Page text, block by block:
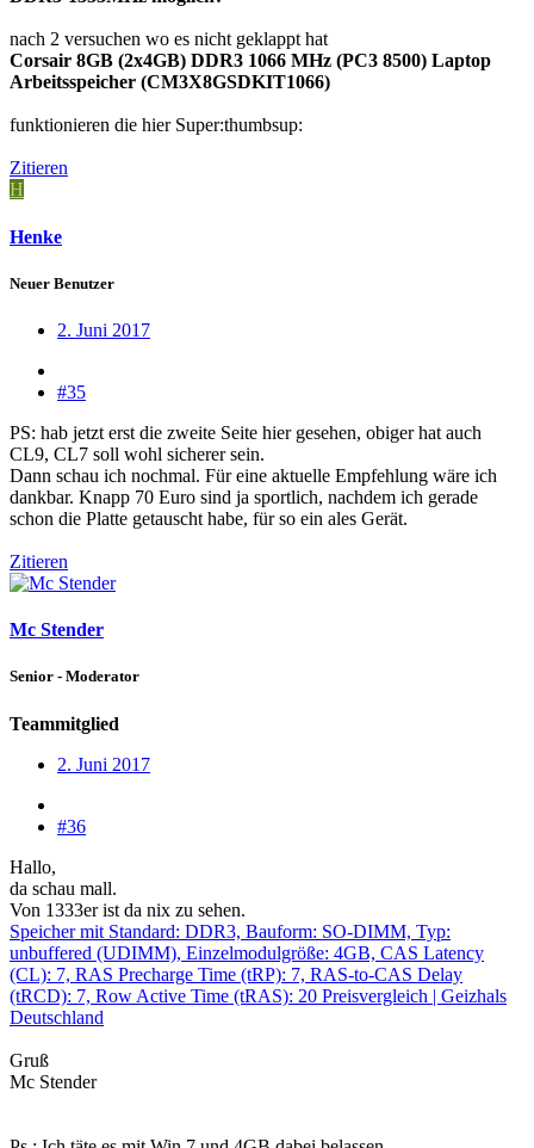
nach 2 versuchen wo es nicht geklappt hat
Corsair 8GB (2x4GB) DDR3 1066 MHz (PC3 8500) Laptop
Arbeitsspeicher (CM3X8GSDKIT1066)
funktionieren die hier Super:thumbsup:
Zitieren
H
Henke
Neuer Benutzer
2. Juni 2017
#35
PS: hab jetzt erst die zweite Seite hier gesehen, obiger hat auch
CL9, CL7 soll wohl sicherer sein.
Dann schau ich nochmal. Für eine aktuelle Empfehlung wäre ich
dankbar. Knapp 70 Euro sind ja sportlich, nachdem ich gerade
schon die Platte getauscht habe, für so ein ales Gerät.
Zitieren
Mc Stender
Senior - Moderator
Teammitglied
2. Juni 2017
#36
Hallo,
da schau mall.
Von 1333er ist da nix zu sehen.
Speicher mit Standard: DDR3, Bauform: SO-DIMM, Typ:
unbuffered (UDIMM), Einzelmodulgröße: 4GB, CAS Latency
(CL): 7, RAS Precharge Time (tRP): 7, RAS-to-CAS Delay
(tRCD): 7, Row Active Time (tRAS): 20 Preisvergleich | Geizhals
Deutschland
Gruß
Mc Stender